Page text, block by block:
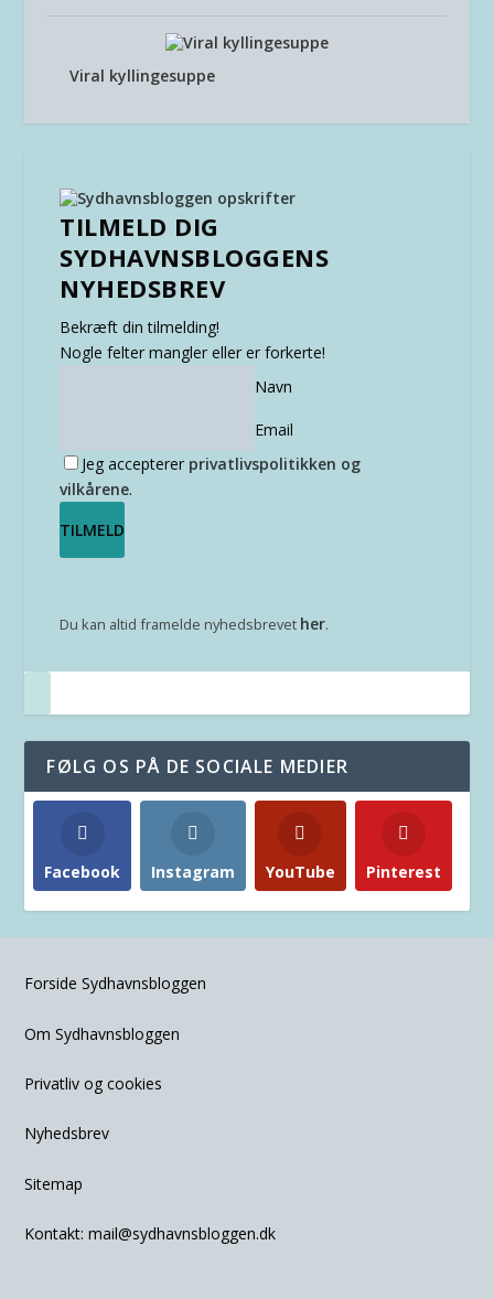
Viral kyllingesuppe
TILMELD DIG
SYDHAVNSBLOGGENS
NYHEDSBREV
Bekræft din tilmelding!
Nogle felter mangler eller er forkerte!
Navn
Email
Jeg accepterer privatlivspolitikken og
vilkårene.
Du kan altid framelde nyhedsbrevet her.
FØLG OS PÅ DE SOCIALE MEDIER
Facebook Instagram YouTube Pinterest
Forside Sydhavnsbloggen
Om Sydhavnsbloggen
Privatliv og cookies
Nyhedsbrev
Sitemap
Kontakt:mail@sydhavnsbloggen.dk